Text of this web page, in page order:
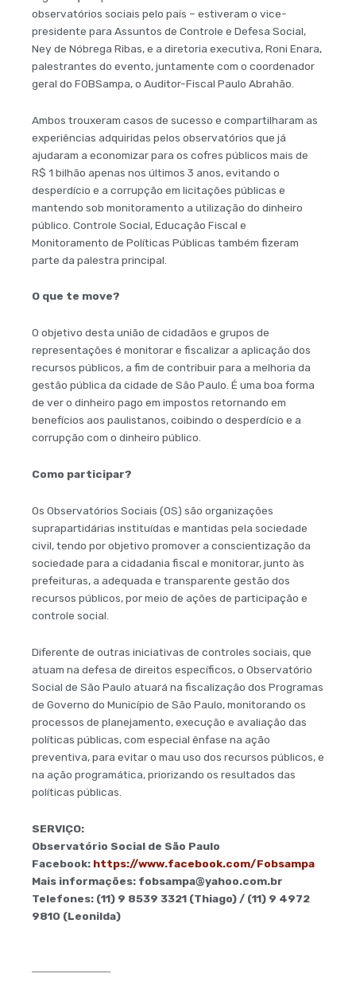
observatórios sociais pelo país – estiveram o vice-
presidente para Assuntos de Controle e Defesa Social,
Ney de Nóbrega Ribas, e a diretoria executiva, Roni Enara,
palestrantes do evento, juntamente com o coordenador
geral do FOBSampa, o Auditor-Fiscal Paulo Abrahão.
Ambos trouxeram casos de sucesso e compartilharam as
experiências adquiridas pelos observatórios que já
ajudaram a economizar para os cofres públicos mais de
R$ 1 bilhão apenas nos últimos 3 anos, evitando o
desperdício e a corrupção em licitações públicas e
mantendo sob monitoramento a utilização do dinheiro
público. Controle Social, Educação Fiscal e
Monitoramento de Políticas Públicas também fizeram
parte da palestra principal.
O que te move?
O objetivo desta união de cidadãos e grupos de
representações é monitorar e fiscalizar a aplicação dos
recursos públicos, a fim de contribuir para a melhoria da
gestão pública da cidade de São Paulo. É uma boa forma
de ver o dinheiro pago em impostos retornando em
benefícios aos paulistanos, coibindo o desperdício e a
corrupção com o dinheiro público.
Como participar?
Os Observatórios Sociais (OS) são organizações
suprapartidárias instituídas e mantidas pela sociedade
civil, tendo por objetivo promover a conscientização da
sociedade para a cidadania fiscal e monitorar, junto às
prefeituras, a adequada e transparente gestão dos
recursos públicos, por meio de ações de participação e
controle social.
Diferente de outras iniciativas de controles sociais, que
atuam na defesa de direitos específicos, o Observatório
Social de São Paulo atuará na fiscalização dos Programas
de Governo do Município de São Paulo, monitorando os
processos de planejamento, execução e avaliação das
políticas públicas, com especial ênfase na ação
preventiva, para evitar o mau uso dos recursos públicos, e
na ação programática, priorizando os resultados das
políticas públicas.
SERVIÇO:
Observatório Social de São Paulo
Facebook: https://www.facebook.com/Fobsampa
Mais informações: fobsampa@yahoo.com.br
Telefones: (11) 9 8539 3321 (Thiago) / (11) 9 4972
9810 (Leonilda)